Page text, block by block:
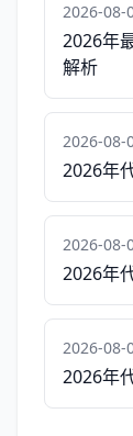
2026-08-
2026年
解析
2026-08-
2026年
2026-08-
2026年
2026-08-
2026年